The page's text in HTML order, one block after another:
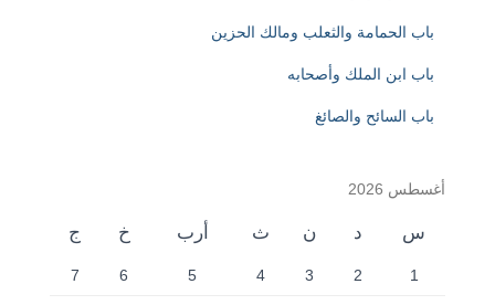
باب الحمامة والثعلب ومالك الحزين
باب ابن الملك وأصحابه
باب السائح والصائغ
أغسطس 2026
س د ن ث أرب خ ج
1
2
3
4
5
6
7